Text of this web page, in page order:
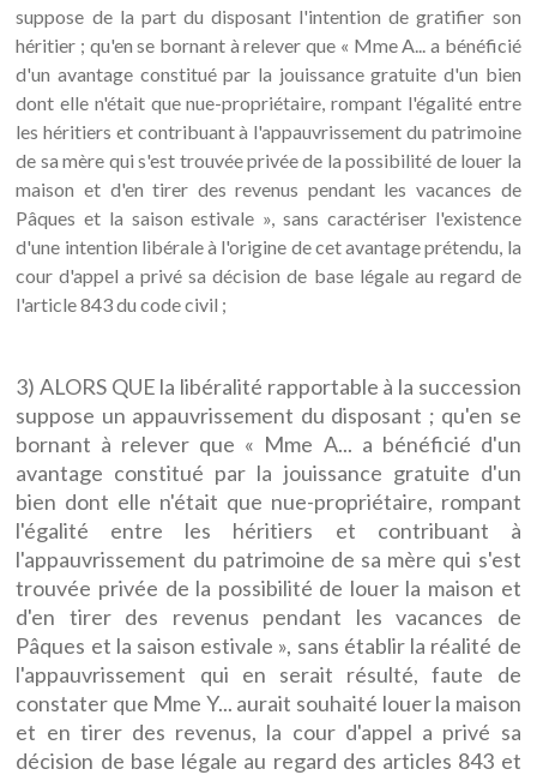
suppose de la part du disposant l'intention de gratifier son
héritier ; qu'en se bornant à relever que « Mme A... a bénéficié
d'un avantage constitué par la jouissance gratuite d'un bien
dont elle n'était que nue-propriétaire, rompant l'égalité entre
les héritiers et contribuant à l'appauvrissement du patrimoine
de sa mère qui s'est trouvée privée de la possibilité de louer la
maison et d'en tirer des revenus pendant les vacances de
Pâques et la saison estivale », sans caractériser l'existence
d'une intention libérale à l'origine de cet avantage prétendu, la
cour d'appel a privé sa décision de base légale au regard de
l'article 843 du code civil ;
3) ALORS QUE la libéralité rapportable à la succession
suppose un appauvrissement du disposant ; qu'en se
bornant à relever que « Mme A... a bénéficié d'un
avantage constitué par la jouissance gratuite d'un
bien dont elle n'était que nue-propriétaire, rompant
l'égalité entre les héritiers et contribuant à
l'appauvrissement du patrimoine de sa mère qui s'est
trouvée privée de la possibilité de louer la maison et
d'en tirer des revenus pendant les vacances de
Pâques et la saison estivale », sans établir la réalité de
l'appauvrissement qui en serait résulté, faute de
constater que Mme Y... aurait souhaité louer la maison
et en tirer des revenus, la cour d'appel a privé sa
décision de base légale au regard des articles 843 et